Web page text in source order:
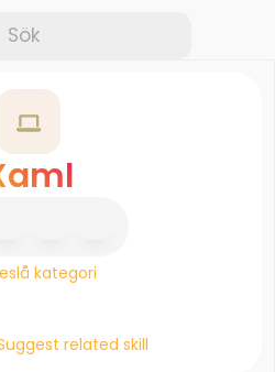
kategori
related skill